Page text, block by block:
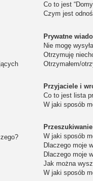
Co to jest
Czym jest
Prywatne
Nie mogę
Otrzymuję
Otrzymałem/
Przyjaciele i
Co to jest lista
W jaki sposób
W jaki sposób
Dlaczego moje
Dlaczego moje
Jak można
W jaki sposób